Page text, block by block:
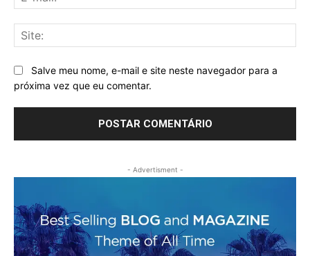
Salve meu nome, e-mail e site neste navegador para a
próxima vez que eu comentar.
- Advertisment -